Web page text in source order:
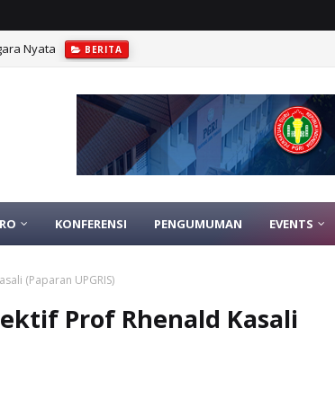
Nyata BERITA
KONFERENSI PENGUMUMAN EVENTS
(Paparan UPGRIS)
Prof Rhenald Kasali